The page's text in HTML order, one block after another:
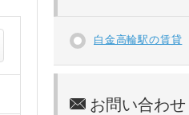
白金高輪駅の賃貸
お問い合わせ